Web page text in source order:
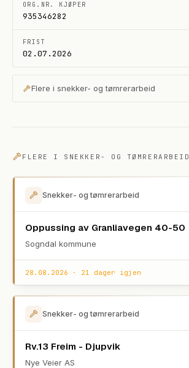
ORG.NR. KJØPER
935346282
FRIST
02.07.2026
Flere i snekker- og tømrerarbeid
FLERE I SNEKKER- OG TØMRERARBEID
Snekker- og tømrerarbeid
Oppussing av Granliavegen 40-50
Sogndal kommune
28.08.2026 · 21 dager igjen
Snekker- og tømrerarbeid
Rv.13 Freim - Djupvik
Nye Veier AS